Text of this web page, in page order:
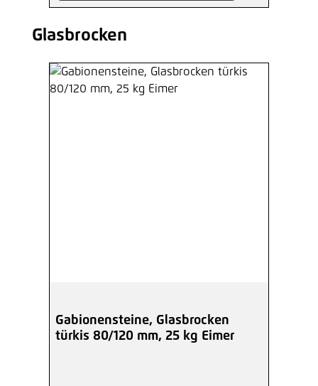
Produktgalerie überspringen
Glasbrocken
Gabionensteine, Glasbrocken
türkis 80/120 mm, 25 kg Eimer